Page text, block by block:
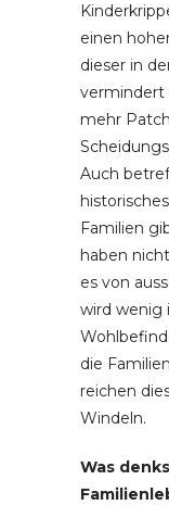
einen
dieser in
vermindert
mehr
Auch
Familien
haben
es von
wird wenig
die
reichen
Windeln.
Was